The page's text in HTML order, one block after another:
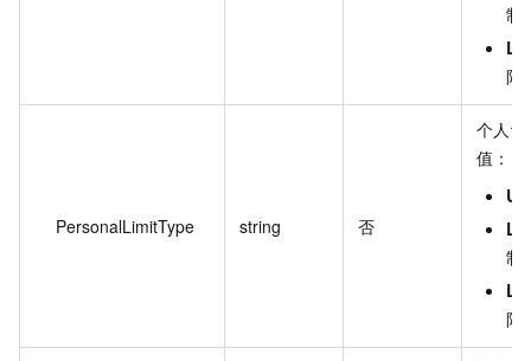
制
限
PersonalLimitType string 否
个人
值：
制
限